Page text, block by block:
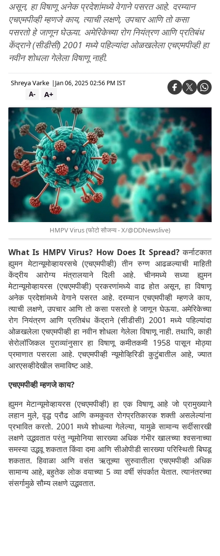
असून, हा विषाणू अनेक प्रदेशांमध्ये वेगाने पसरत आहे. दरम्यान
एचएमपीव्ही म्हणजे काय, त्याची लक्षणे, उपचार आणि तो कसा
पसरतो हे जाणून घेऊया. अमेरिकेच्या रोग नियंत्रण आणि प्रतिबंध
केंद्राने (सीडीसी) 2001 मध्ये पहिल्यांदा ओळखलेला एचएमपीव्ही हा
नवीन शोधला गेलेला विषाणू नाही.
Shreya Varke | Jan 06, 2025 02:56 PM IST
A+
A-
HMPV Virus (फोटो सौजन्य - X/@DDNewslive)
What Is HMPV Virus? How Does It Spread?कर्नाटकात
ह्युमन मेटान्यूमोव्हायरसचे (एचएमपीव्ही) तीन रुग्ण आढळल्याची माहिती
केंद्रीय आरोग्य मंत्रालयाने दिली आहे. चीनमध्ये सध्या ह्युमन
मेटान्यूमोव्हायरस (एचएमपीव्ही) प्रकरणांमध्ये वाढ होत असून, हा विषाणू
अनेक प्रदेशांमध्ये वेगाने पसरत आहे. दरम्यान एचएमपीव्ही म्हणजे काय,
त्याची लक्षणे, उपचार आणि तो कसा पसरतो हे जाणून घेऊया. अमेरिकेच्या
रोग नियंत्रण आणि प्रतिबंध केंद्राने (सीडीसी) 2001 मध्ये पहिल्यांदा
ओळखलेला एचएमपीव्ही हा नवीन शोधला गेलेला विषाणू नाही. तथापि, काही
सेरोलॉजिकल पुराव्यांनुसार हा विषाणू कमीतकमी 1958 पासून मोठ्या
प्रमाणात पसरला आहे. एचएमपीव्ही न्यूमोव्हिरिडी कुटुंबातील आहे, ज्यात
आरएसव्हीदेखील समाविष्ट आहे.
एचएमपीव्ही म्हणजे काय?
ह्युमन मेटान्यूमोव्हायरस (एचएमपीव्ही) हा एक विषाणू आहे जो प्रामुख्याने
लहान मुले, वृद्ध प्रौढ आणि कमकुवत रोगप्रतिकारक शक्ती असलेल्यांना
प्रभावित करतो. 2001 मध्ये शोधल्या गेलेल्या, यामुळे सामान्य सर्दीसारखी
लक्षणे उद्भवतात परंतु न्यूमोनिया सारख्या अधिक गंभीर खालच्या श्वसनाच्या
समस्या उद्भवू शकतात किंवा दमा आणि सीओपीडी सारख्या परिस्थिती बिघडू
शकतात. हिवाळा आणि वसंत ऋतूच्या सुरुवातीला एचएमपीव्ही अधिक
सामान्य आहे, बहुतेक लोक वयाच्या 5 व्या वर्षी संपर्कात येतात. त्यानंतरच्या
संसर्गामुळे सौम्य लक्षणे उद्भवतात.